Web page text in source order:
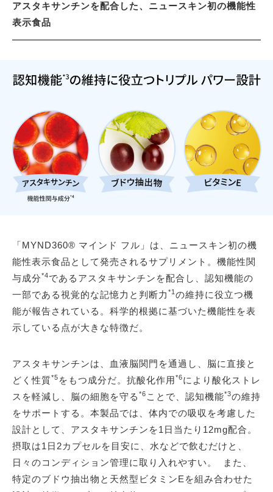
アスタキサンチンを配合した、ニュースキン初の機能性
表示食品
「MYND360® マインド フル」は、ニュースキン初の機
能性表示食品として発売されるサプリメント。機能性関
与成分*4であるアスタキサンチンを配合し、認知機能の
一部である視覚的な記憶力と判断力 *1 の維持に役立つ機
能が報告されている。科学的根拠に基づいた機能性を表
示している点が大きな特徴だ。
アスタキサンチンは、血液脳関門を通過し、脳に直接と
どく性質*5 をもつ成分だ。抗酸化作用*6により酸化ストレ
スを軽減し、脳の細胞を守る *6 ことで、認知機能*3の維持
をサポートする。本製品では、体内での吸収を考慮した
設計として、アスタキサンチンを1日当たり12mg配合。
摂取は1日2カプセルを目安に、水などで飲むだけと、
日々のコンディション管理に取り入れやすい。 また、
特定のブドウ抽出物と天然型ビタミンEを組み合わせた